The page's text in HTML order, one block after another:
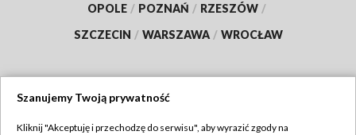
OPOLE / POZNAŃ / RZESZÓW /
SZCZECIN / WARSZAWA / WROCŁAW
Szanujemy Twoją prywatność
Kliknij "Akceptuję i przechodzę do serwisu", aby wyrazić zgody na